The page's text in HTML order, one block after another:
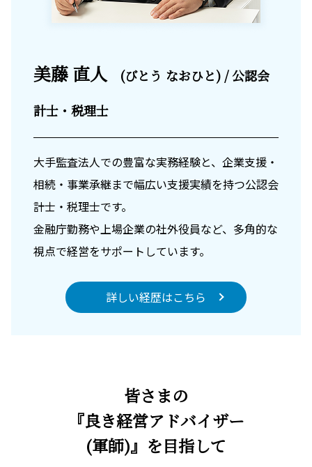
美藤 直人
(びとう なおひと) / 公認会
計士・税理士
大手監査法人での豊富な実務経験と、企業支援・
相続・事業承継まで幅広い支援実績を持つ公認会
計士・税理士です。
金融庁勤務や上場企業の社外役員など、多角的な
視点で経営をサポートしています。
詳しい経歴はこちら
皆さまの
『良き経営アドバイザー
(軍師)』を目指して